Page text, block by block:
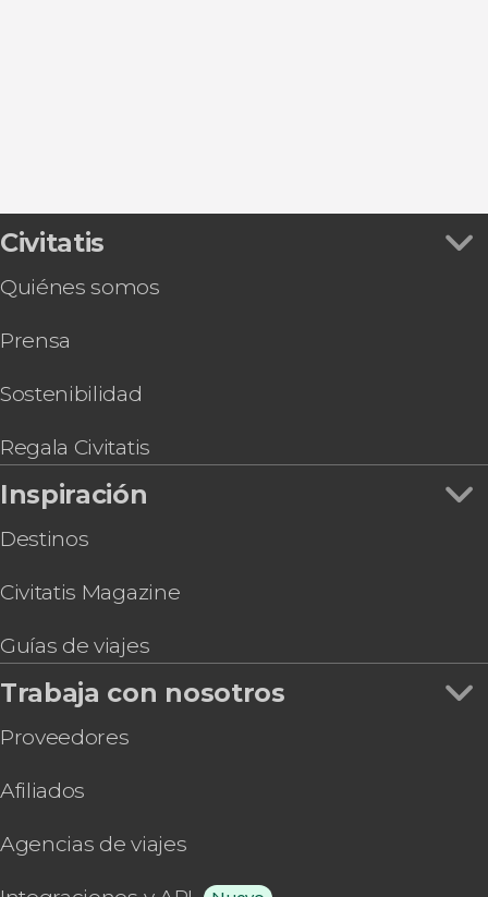
Civitatis
Quiénes somos
Prensa
Sostenibilidad
Regala Civitatis
Inspiración
Destinos
Civitatis Magazine
Guías de viajes
Trabaja con nosotros
Proveedores
Afiliados
Agencias de viajes